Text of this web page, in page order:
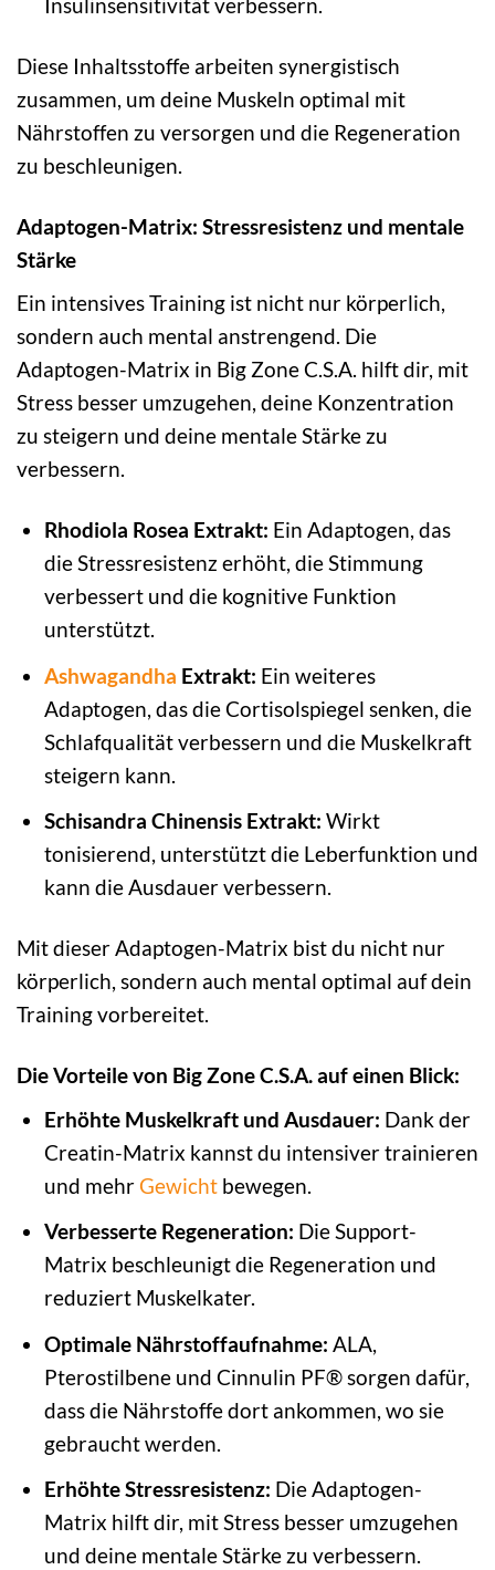
Diese Inhaltsstoffe arbeiten synergistisch
zusammen, um deine Muskeln optimal mit
Nährstoffen zu versorgen und die Regeneration
zu beschleunigen.
Adaptogen-Matrix: Stressresistenz und mentale
Stärke
Ein intensives Training ist nicht nur körperlich,
sondern auch mental anstrengend. Die
Adaptogen-Matrix in Big Zone C.S.A. hilft dir, mit
Stress besser umzugehen, deine Konzentration
zu steigern und deine mentale Stärke zu
verbessern.
Rhodiola Rosea Extrakt: Ein Adaptogen, das
die Stressresistenz erhöht, die Stimmung
verbessert und die kognitive Funktion
unterstützt.
Ashwagandha Extrakt: Ein weiteres
Adaptogen, das die Cortisolspiegel senken, die
Schlafqualität verbessern und die Muskelkraft
steigern kann.
Schisandra Chinensis Extrakt: Wirkt
tonisierend, unterstützt die Leberfunktion und
kann die Ausdauer verbessern.
Mit dieser Adaptogen-Matrix bist du nicht nur
körperlich, sondern auch mental optimal auf dein
Training vorbereitet.
Die Vorteile von Big Zone C.S.A. auf einen Blick:
Erhöhte Muskelkraft und Ausdauer: Dank der
Creatin-Matrix kannst du intensiver trainieren
und mehrGewichtbewegen.
Verbesserte Regeneration: Die Support-
Matrix beschleunigt die Regeneration und
reduziert Muskelkater.
Optimale Nährstoffaufnahme: ALA,
Pterostilbene und Cinnulin PF® sorgen dafür,
dass die Nährstoffe dort ankommen, wo sie
gebraucht werden.
Erhöhte Stressresistenz: Die Adaptogen-
Matrix hilft dir, mit Stress besser umzugehen
und deine mentale Stärke zu verbessern.